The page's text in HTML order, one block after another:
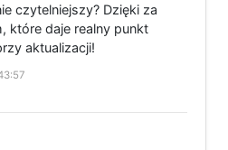
czytelniejszy? Dzięki za
które daje realny punkt
aktualizacji!